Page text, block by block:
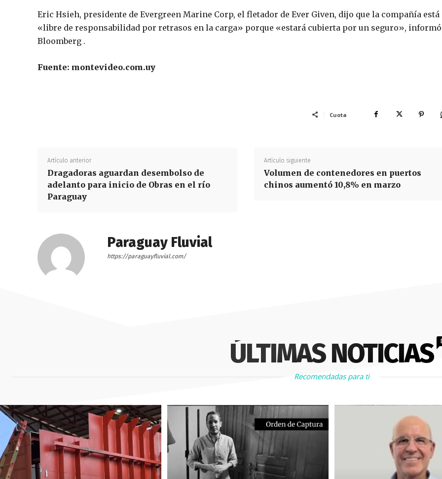
Eric Hsieh, presidente de Evergreen Marine Corp, el fletador de Ever Given, dijo que la compañía está
«libre de responsabilidad por retrasos en la carga» porque «estará cubierta por un seguro», informó
Bloomberg .
Fuente: montevideo.com.uy
Cuota
Artículo anterior
Dragadoras aguardan desembolso de
adelanto para inicio de Obras en el río
Paraguay
Artículo siguiente
Volumen de contenedores en puertos
chinos aumentó 10,8% en marzo
Paraguay Fluvial
https://paraguayfluvial.com/
ÚLTIMAS NOTICIAS
Recomendadas para ti